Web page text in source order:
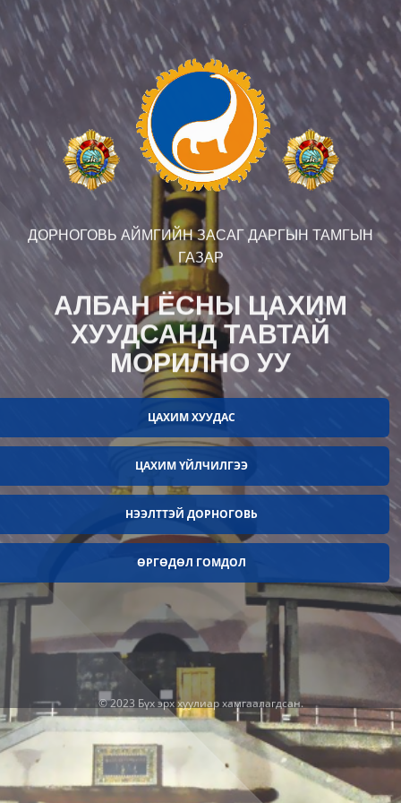
ДОРНОГОВЬ АЙМГИЙН ЗАСАГ ДАРГЫН ТАМГЫН
ГАЗАР
АЛБАН ЁСНЫ ЦАХИМ
ХУУДСАНД ТАВТАЙ
МОРИЛНО УУ
ЦАХИМ ХУУДАС
ЦАХИМ ҮЙЛЧИЛГЭЭ
НЭЭЛТТЭЙ ДОРНОГОВЬ
ӨРГӨДӨЛ ГОМДОЛ
© 2023 Бүх эрх хуулиар xамгаалагдсан.